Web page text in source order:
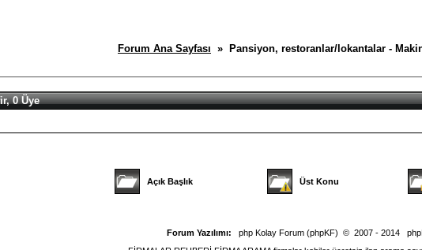
Forum Ana Sayfası » Pansiyon, restoranlar/lokantalar -
0 Üye
Açık Başlık Üst Konu
Forum Yazılımı: php Kolay Forum (phpKF) © 2007 - 2014